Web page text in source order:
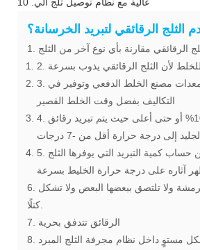
الثلج الرقائقي لتبريد الخرسانة؟
لأن الثلج الرقائقي يذوب بسرعة
3. عمر أطول لمعدات مصنع الخلط الدفعي وتوفير في
التكاليف بفضل وقت الخلط القصير
4. تبلغ طاقة التبريد 100% أو حتى أعلى حيث يتم تبريد رقائق
5. نظرًا لجفافها، يمكن حساب كمية التبريد التي يوفرها الثلج
6. تبقى الرقائق مقرمشة ولا تلتصق ببعضها البعض ولا تشكل
7. الرقائق تتدفق بحرية
مستوٍ داخل نظام مجرفة الثلج المبرد